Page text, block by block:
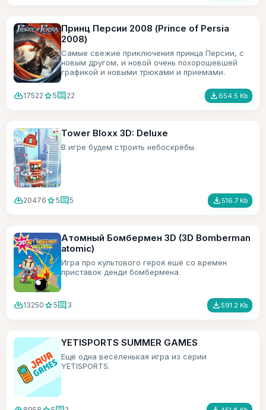
Принц Персии 2008 (Prince of Persia
2008)
Самые свежие приключения принца Персии, с
новым другом, и новой очень похорошевшей
графикой и новыми трюками и приемами.
cloud_download17522 star5comment22 file_download 654.5 Kb
Tower Bloxx 3D: Deluxe
В игре будем строить небоскрёбы.
cloud_download20476 star5comment5 file_download 516.7 Kb
Атомный Бомбермен 3D (3D Bomberman
atomic)
Игра про культового героя ешё со времен
приставок денди бомбермена.
cloud_download13250 star5comment3 file_download 591.2 Kb
YETISPORTS SUMMER GAMES
Ещё одна весёленькая игра из серии
YETISPORTS.